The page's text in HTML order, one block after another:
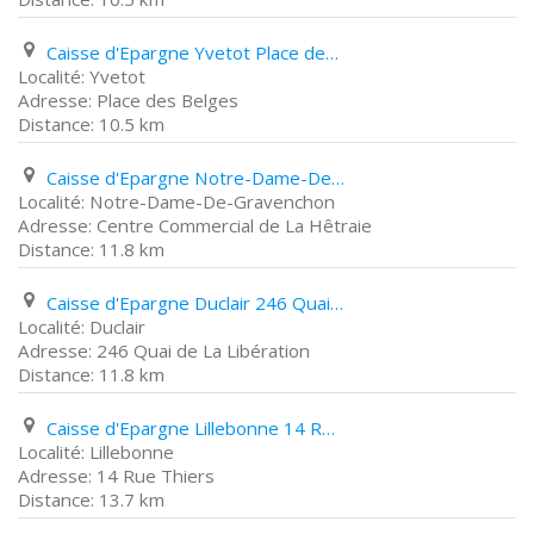
Caisse d'Epargne Yvetot Place des Belges
Yvetot
Place des Belges
10.5 km
Caisse d'Epargne Notre-Dame-De-Gravenchon Centre Commercial de La Hêtraie
Notre-Dame-De-Gravenchon
Centre Commercial de La Hêtraie
11.8 km
Caisse d'Epargne Duclair 246 Quai de La Libération
Duclair
246 Quai de La Libération
11.8 km
Caisse d'Epargne Lillebonne 14 Rue Thiers
Lillebonne
14 Rue Thiers
13.7 km